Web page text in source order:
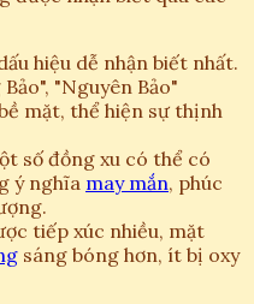
hiệu dễ nhận biết nhất.
"Nguyên Bảo"
mặt, thể hiện sự thịnh
số đồng xu có thể có
ý nghĩa may mắn, phúc
tiếp xúc nhiều, mặt
sáng bóng hơn, ít bị oxy